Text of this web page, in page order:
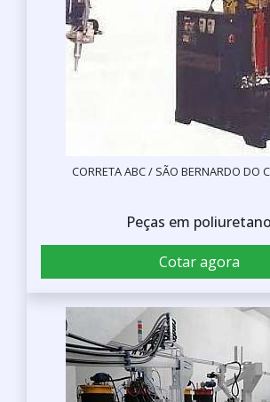
CORRETA ABC / SÃO BERNARDO DO
Peças em poliuretano
Cotar agora